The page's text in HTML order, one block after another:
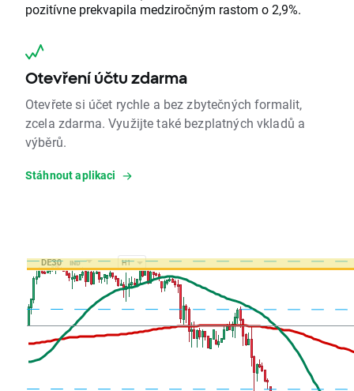
pozitívne prekvapila medziročným rastom o 2,9%.
Otevření účtu zdarma
Otevřete si účet rychle a bez zbytečných formalit,
zcela zdarma. Využijte také bezplatných vkladů a
výběrů.
Stáhnout aplikaci